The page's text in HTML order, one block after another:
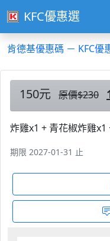
KFC優惠選
肯德基優惠碼 － KFC優
150元 原價$230
炸雞x1 + 青花椒炸雞x1
期限 2027-01-31 止